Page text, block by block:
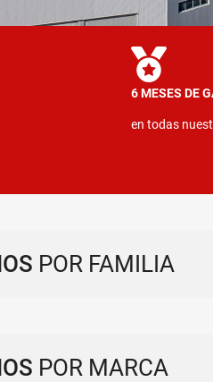
6 MESES DE
en todas
POR FAMILIA
POR MARCA